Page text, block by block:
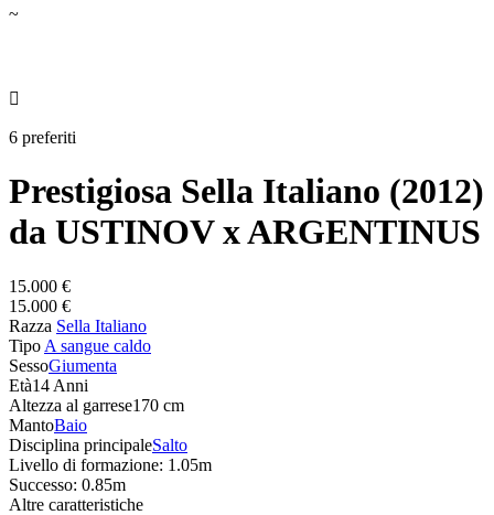
~

6 preferiti
Prestigiosa Sella Italiano (2012)
da USTINOV x ARGENTINUS
15.000 €
15.000 €
Razza Sella Italiano
Tipo A sangue caldo
SessoGiumenta
Età14 Anni
Altezza al garrese170 cm
MantoBaio
Disciplina principaleSalto
Livello di formazione: 1.05m
Successo: 0.85m
Altre caratteristiche